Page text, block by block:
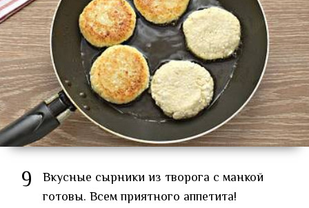
9
Вкусные сырники из творога с манкой
готовы. Всем приятного аппетита!